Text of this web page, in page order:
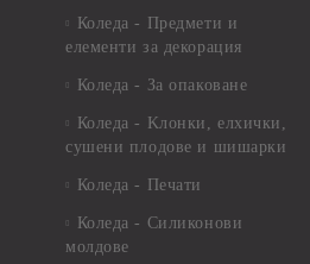
Коледа - Предмети и
елементи за декорация
Коледа - За опаковане
Коледа - Kлонки, елхички,
сушени плодове и шишарки
Коледа - Печати
Коледа - Силиконови
молдове